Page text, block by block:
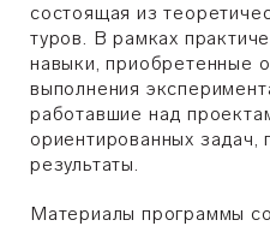
состоящая из
туров. В рамках
навыки, приобретенные
выполнения
работавшие над
ориентированных задач,
результаты.
Материалы программы